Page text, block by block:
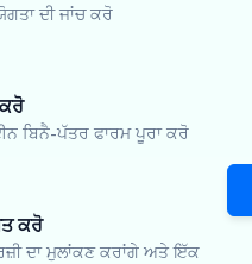
ਦੀ ਜਾਂਚ ਕਰੋ
ਬਿਨੈ-ਪੱਤਰ ਫਾਰਮ ਪੂਰਾ ਕਰੋ
ਕਰੋ
ਦਾ ਮੁਲਾਂਕਣ ਕਰਾਂਗੇ ਅਤੇ ਇੱਕ